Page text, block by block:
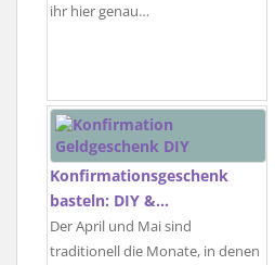
ihr hier genau…
Konfirmationsgeschenk
basteln: DIY &…
Der April und Mai sind
traditionell die Monate, in denen